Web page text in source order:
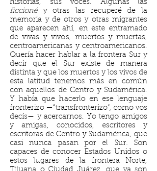
historias, sus voces. Algunas las
ficcionéy otras las recuperé de la
memoria y de otros y otras migrantes
que aparecen ahí, en este entramado
de vivas y vivos, muertos y muertas,
centroamericanas y centroamericanos.
Quería hacer hablar a la frontera Sur y
decir que el Sur existe de manera
distinta y que los muertos y los vivos de
esta latitud tenemos más en común
con aquellos de Centro y Sudamérica.
Y había que hacerlo en ese lenguaje
fronterizo —“transfronterizo”, como vos
decís— y acercarnos. Yo tengo amigos
y amigas, conocidos, escritores y
escritoras de Centro y Sudamérica, que
casi nunca pasan por el Sur. Son
capaces de conocer Estados Unidos o
estos lugares de la frontera Norte,